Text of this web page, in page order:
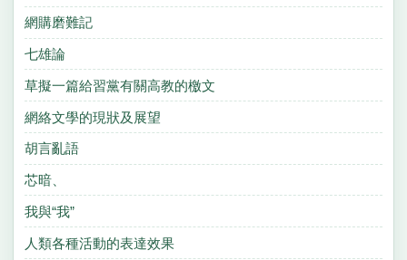
網購磨難記
七雄論
草擬一篇給習黨有關高教的檄文
網絡文學的現狀及展望
胡言亂語
芯暗、
我與“我”
人類各種活動的表達效果